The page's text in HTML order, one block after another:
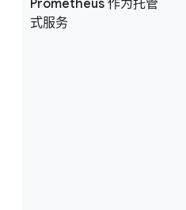
Prometheus 作为托管
式服务